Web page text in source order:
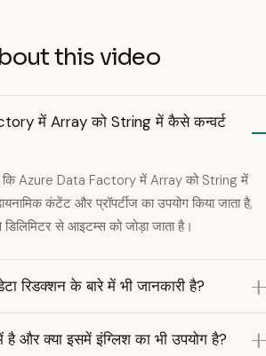
this video
में Array को String में कैसे कन्वर्ट
है कि Azure Data Factory में Array को String में
कंटेंट और प्रॉपर्टीज का उपयोग किया जाता है,
से आइटम्स को जोड़ा जाता है।
रिडक्शन के बारे में भी जानकारी है?
है और क्या इसमें इंग्लिश का भी उपयोग है?